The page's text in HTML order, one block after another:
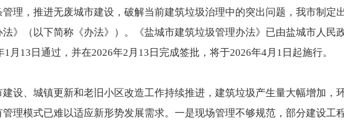
理，推进无废城市建设，破解当前建筑垃圾治理中的突出问题，我市制定
》（以下简称《办法》）。《盐城市建筑垃圾管理办法》已由盐城市人民
月13日通过，并在2026年2月13日完成签批，将于2026年4月1日起施行。
设、城镇更新和老旧小区改造工作持续推进，建筑垃圾产生量大幅增加，
理模式已难以适应新形势发展需求。一是现场管理不够规范，部分建设工